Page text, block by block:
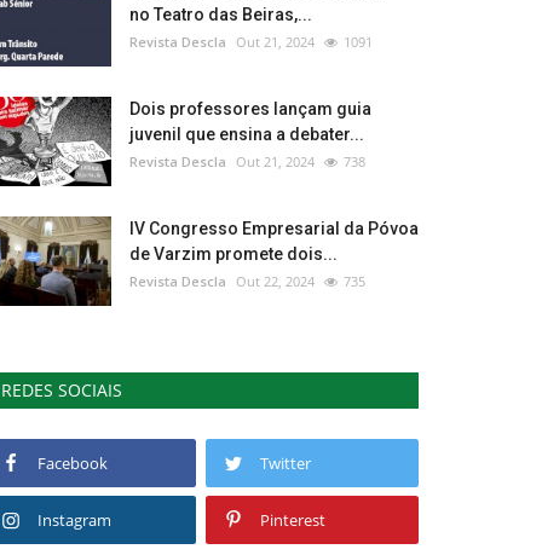
no Teatro das Beiras,...
Revista Descla Out 21, 2024 1091
Dois professores lançam guia
juvenil que ensina a debater...
Revista Descla Out 21, 2024 738
IV Congresso Empresarial da Póvoa
de Varzim promete dois...
Revista Descla Out 22, 2024 735
REDES SOCIAIS
Facebook Twitter
Instagram Pinterest